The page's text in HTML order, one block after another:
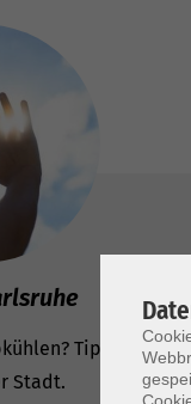
Tipps und
Stadt.